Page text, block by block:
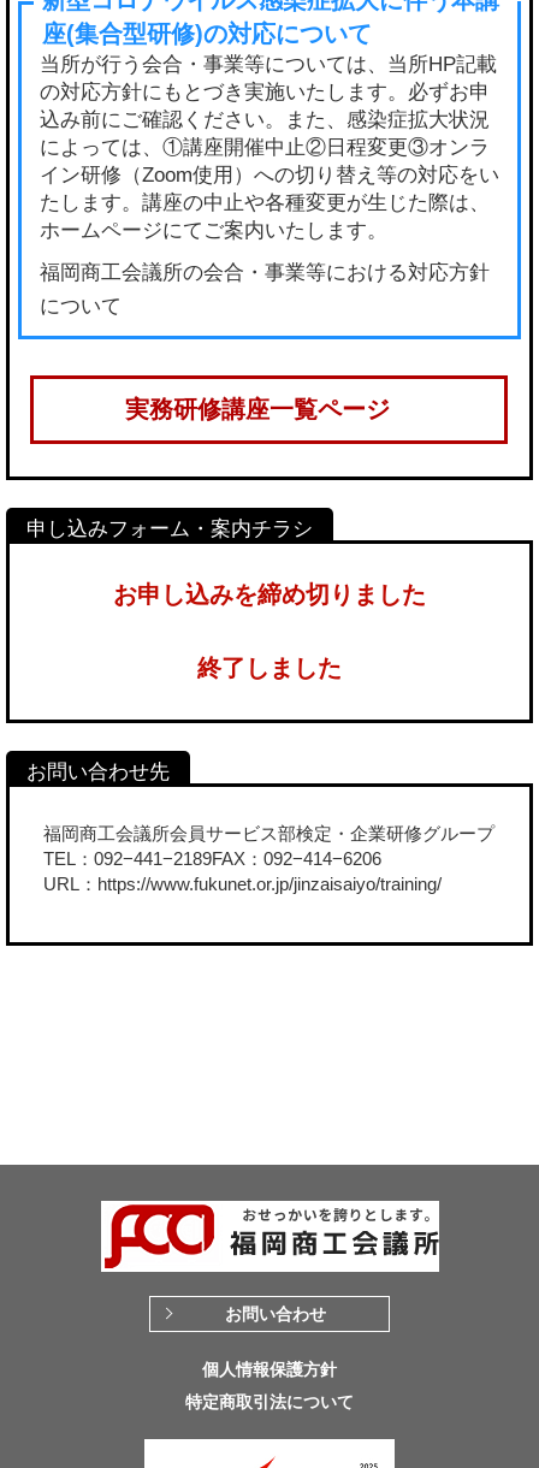
当所が行う会合・事業等については、当所HP記載
の対応方針にもとづき実施いたします。必ずお申
込み前にご確認ください。また、感染症拡大状況
によっては、①講座開催中止②日程変更③オンラ
イン研修（Zoom使用）への切り替え等の対応をい
たします。講座の中止や各種変更が生じた際は、
ホームページにてご案内いたします。
福岡商工会議所の会合・事業等における対応方針
について
実務研修講座一覧ページ
お申し込みを締め切りました
終了しました
福岡商工会議所会員サービス部検定・企業研修グループ
TEL：092−441−2189FAX：092−414−6206
URL： https://www.fukunet.or.jp/jinzaisaiyo/training/
お問い合わせ
個人情報保護方針
特定商取引法について